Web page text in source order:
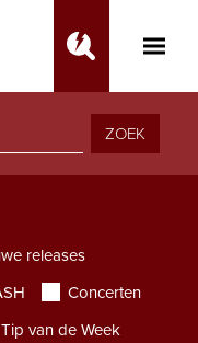
Toggle
ZOEK
releases
Concerten
Tip van de Week